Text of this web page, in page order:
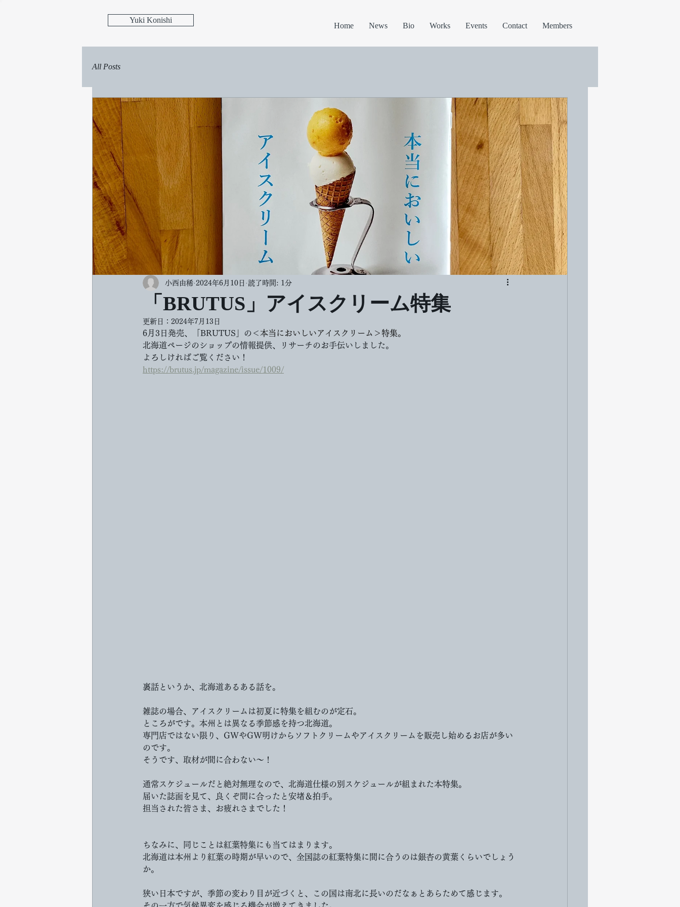
Yuki Konishi
Home News Bio Works Events Contact Members
All Posts
「BRUTUS」アイスクリーム特集
小西由稀 2024年6月10日 読了時間: 1分
更新日： 2024年7月13日
6月3日発売、「BRUTUS」の＜ 本当においしいアイスクリーム＞特集。
北海道ページのショップの情報提供、リサーチのお手伝いしました。
よろしければご覧ください！
https://brutus.jp/magazine/issue/1009/
裏話というか、北海道あるある話を。
雑誌の場合、アイスクリームは初夏に特集を組むのが定石。
ところがです。本州とは異なる季節感を持つ北海道。
専門店ではない限り、GWやGW明けからソフトクリームやアイスクリームを販売し始めるお店が多い
のです。
そうです、取材が間に合わない〜！
通常スケジュールだと絶対無理なので、北海道仕様の別スケジュールが組まれた本特集。
届いた誌面を見て、良くぞ間に合ったと安堵＆拍手。
担当された皆さま、お疲れさまでした！
ちなみに、同じことは紅葉特集にも当てはまります。
北海道は本州より紅葉の時期が早いので、全国誌の紅葉特集に間に合うのは銀杏の黄葉くらいでしょう
か。
狭い日本ですが、季節の変わり目が近づくと、この国は南北に長いのだなぁとあらためて感じます。